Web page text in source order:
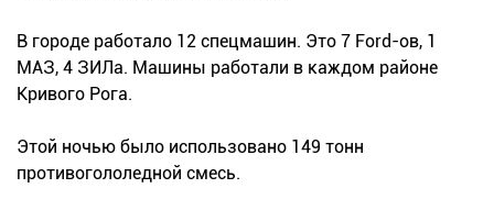
В городе работало 12 спецмашин. Это 7 Ford-ов, 1
МАЗ, 4 ЗИЛа. Машины работали в каждом районе
Кривого Рога.
Этой ночью было использовано 149 тонн
противогололедной смесь.